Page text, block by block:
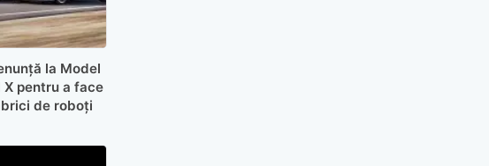
la Model
X pentru a face
de roboți